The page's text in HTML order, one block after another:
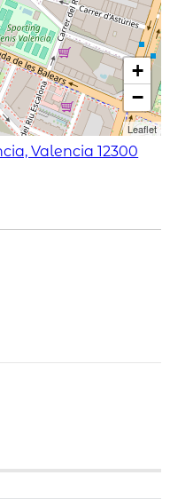
+
−
Leaflet
Valencia 12300